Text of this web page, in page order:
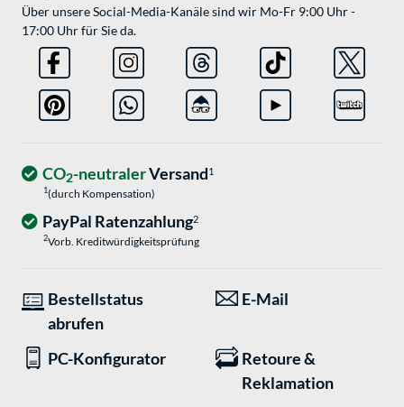
Über unsere Social-Media-Kanäle sind wir Mo-Fr 9:00 Uhr -
17:00 Uhr für Sie da.
CO2-neutralerVersand1
1(durch Kompensation)
PayPal Ratenzahlung2
2Vorb. Kreditwürdigkeitsprüfung
Bestellstatus
abrufen
E-Mail
PC-Konfigurator
Retoure &
Reklamation